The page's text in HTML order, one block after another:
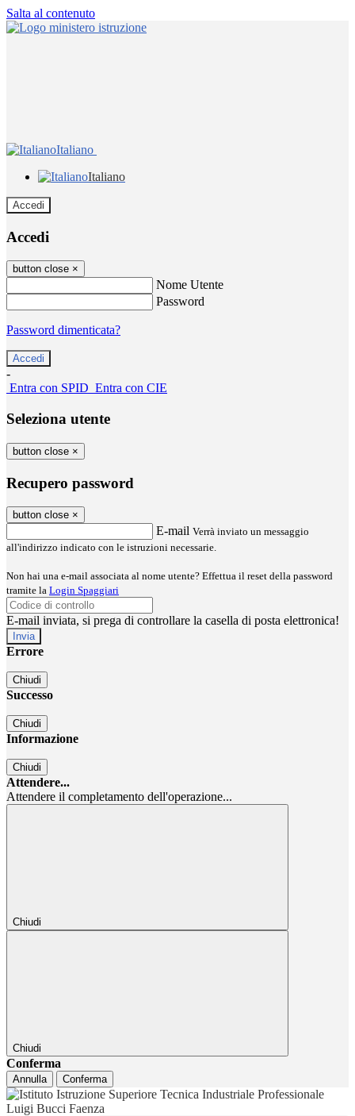
Salta al contenuto
Italiano
Italiano
Accedi
Accedi
button close ×
Nome Utente
Password
Password dimenticata?
-
Entra con SPID Entra con CIE
Seleziona utente
button close ×
Recupero password
button close ×
E-mail Verrà inviato un messaggio
all'indirizzo indicato con le istruzioni necessarie.
Non hai una e-mail associata al nome utente? Effettua il reset della password
tramite la Login Spaggiari
E-mail inviata, si prega di controllare la casella di posta elettronica!
Errore
Chiudi
Successo
Chiudi
Informazione
Chiudi
Attendere...
Attendere il completamento dell'operazione...
Chiudi
Chiudi
Conferma
Annulla Conferma